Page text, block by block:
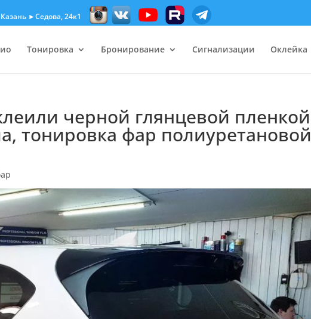
Казань ►Седова, 24к1
Тонировка Бронирование Сигнализации Оклейка
черной глянцевой пленкой
тонировка фар полиуретановой